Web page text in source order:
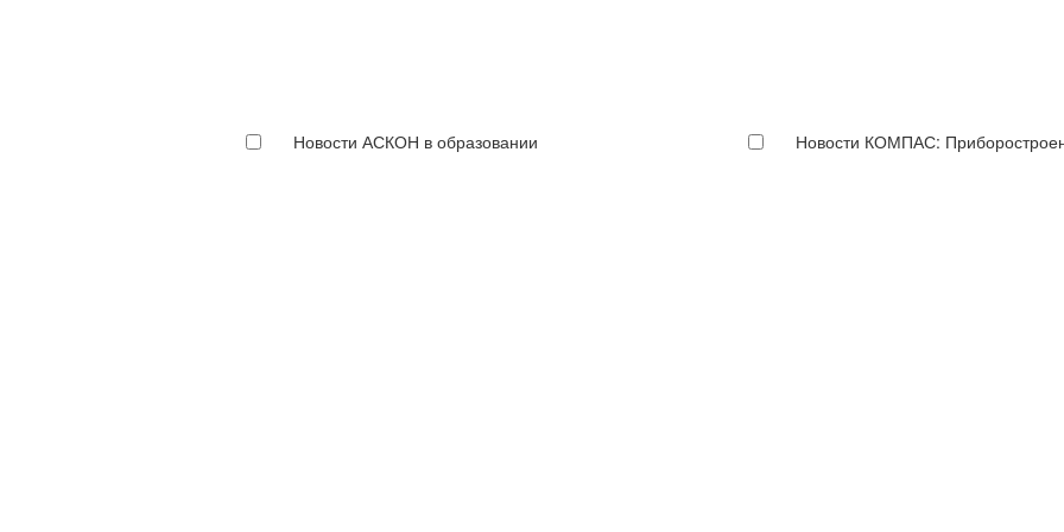
Новости АСКОН в образовании Новости КОМПАС: